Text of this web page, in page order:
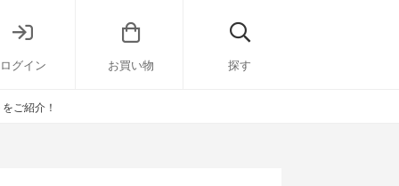
ログイン お買い物 探す
ご紹介！